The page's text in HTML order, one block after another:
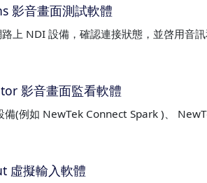
影音畫面測試軟體
上 NDI 設備，確認連接狀態，並啓用音
影音畫面監看軟體
(例如 NewTek Connect Spark )、
虛擬輸入軟體